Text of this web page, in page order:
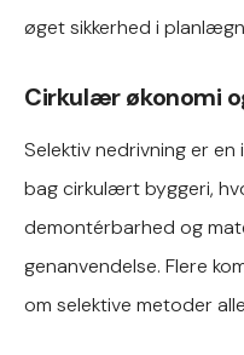
øget sikkerhed i
Cirkulær økonomi
Selektiv nedrivning er
bag cirkulært byggeri,
demontérbarhed og
genanvendelse. Flere
om selektive metoder